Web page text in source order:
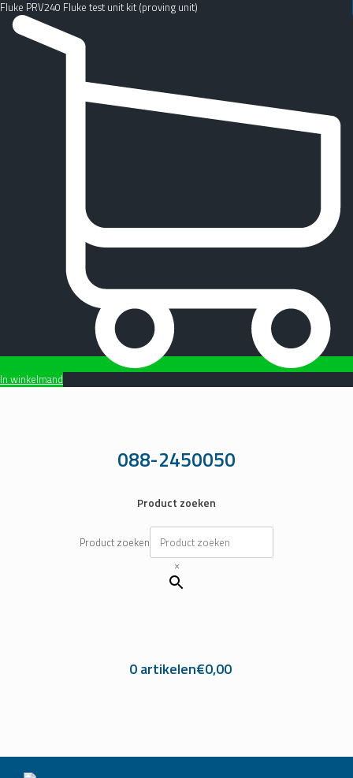
Fluke PRV240 Fluke test unit kit (proving unit)
In winkelmand
088-2450050
Product zoeken
Product zoeken
×
0 artikelen€0,00